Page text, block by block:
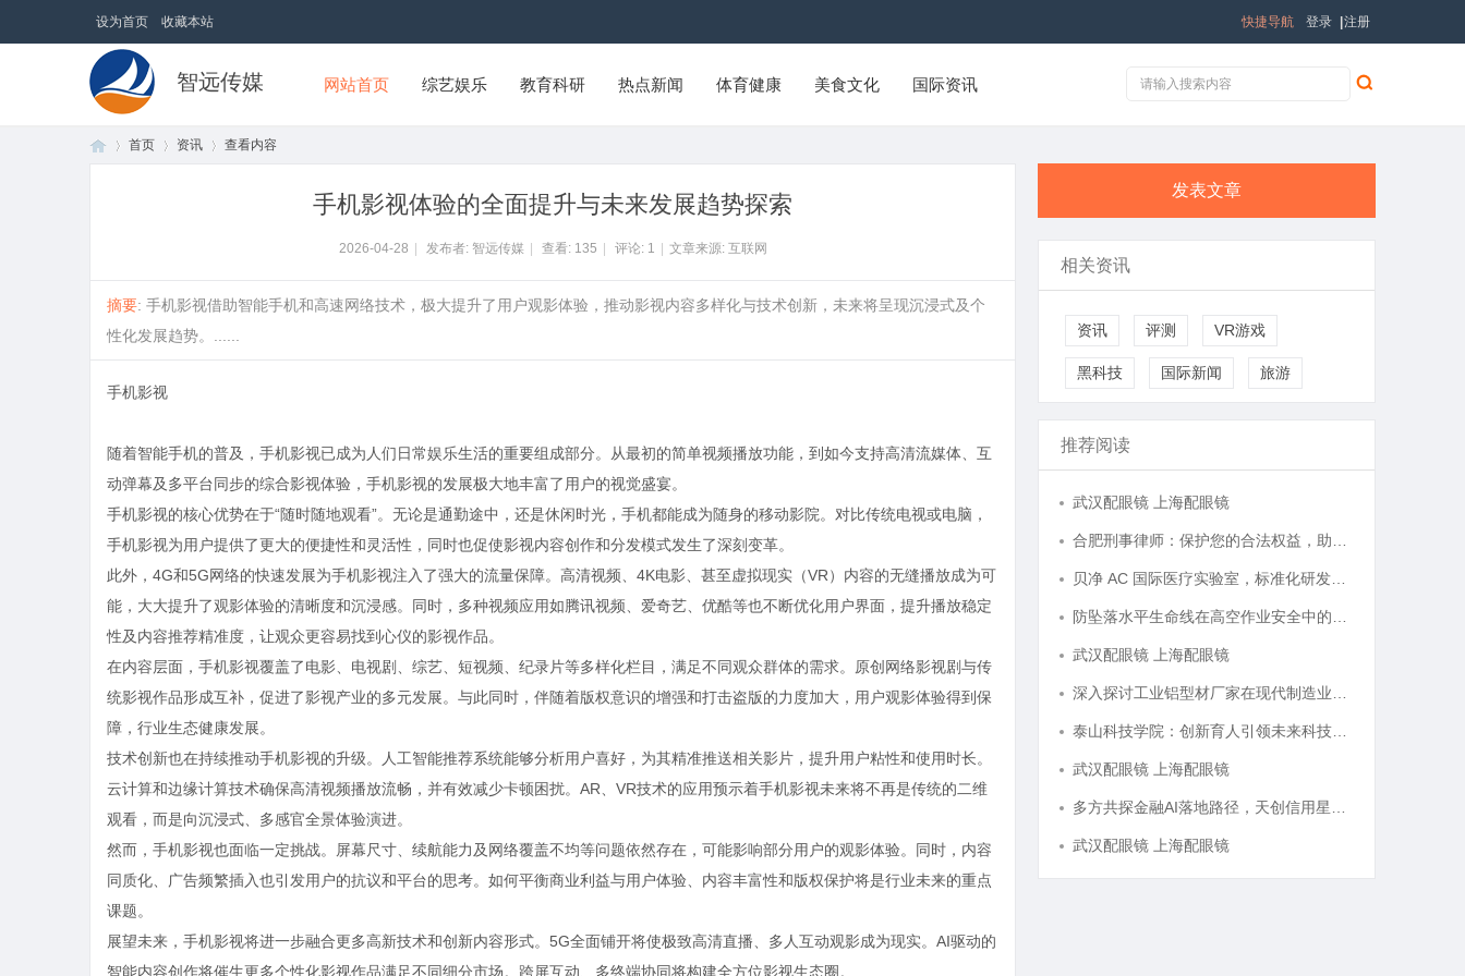
设为首页 收藏本站 登录 注册
快捷导航
智远传媒 网站首页 综艺娱乐 教育科研 热点新闻 体育健康 美食文化 国际资讯
首页 资讯 查看内容
手机影视体验的全面提升与未来发展趋势探索
2026-04-28 发布者: 智远传媒 查看: 135 评论: 1 文章来源: 互联网
摘要: 手机影视借助智能手机和高速网络技术，极大提升了用户观影体验，推动影视内容多样化与技术创新，未来将呈现沉浸式及个
性化发展趋势。......
手机影视
随着智能手机的普及，手机影视已成为人们日常娱乐生活的重要组成部分。从最初的简单视频播放功能，到如今支持高清流媒体、互
动弹幕及多平台同步的综合影视体验，手机影视的发展极大地丰富了用户的视觉盛宴。
手机影视的核心优势在于“随时随地观看”。无论是通勤途中，还是休闲时光，手机都能成为随身的移动影院。对比传统电视或电脑，
手机影视为用户提供了更大的便捷性和灵活性，同时也促使影视内容创作和分发模式发生了深刻变革。
此外，4G和5G网络的快速发展为手机影视注入了强大的流量保障。高清视频、4K电影、甚至虚拟现实（VR）内容的无缝播放成为可
能，大大提升了观影体验的清晰度和沉浸感。同时，多种视频应用如腾讯视频、爱奇艺、优酷等也不断优化用户界面，提升播放稳定
性及内容推荐精准度，让观众更容易找到心仪的影视作品。
在内容层面，手机影视覆盖了电影、电视剧、综艺、短视频、纪录片等多样化栏目，满足不同观众群体的需求。原创网络影视剧与传
统影视作品形成互补，促进了影视产业的多元发展。与此同时，伴随着版权意识的增强和打击盗版的力度加大，用户观影体验得到保
障，行业生态健康发展。
技术创新也在持续推动手机影视的升级。人工智能推荐系统能够分析用户喜好，为其精准推送相关影片，提升用户粘性和使用时长。
云计算和边缘计算技术确保高清视频播放流畅，并有效减少卡顿困扰。AR、VR技术的应用预示着手机影视未来将不再是传统的二维
观看，而是向沉浸式、多感官全景体验演进。
然而，手机影视也面临一定挑战。屏幕尺寸、续航能力及网络覆盖不均等问题依然存在，可能影响部分用户的观影体验。同时，内容
同质化、广告频繁插入也引发用户的抗议和平台的思考。如何平衡商业利益与用户体验、内容丰富性和版权保护将是行业未来的重点
课题。
展望未来，手机影视将进一步融合更多高新技术和创新内容形式。5G全面铺开将使极致高清直播、多人互动观影成为现实。AI驱动的
智能内容创作将催生更多个性化影视作品满足不同细分市场。跨屏互动、多终端协同将构建全方位影视生态圈。
发表文章
相关资讯
资讯 评测 VR游戏
黑科技 国际新闻 旅游
推荐阅读
武汉配眼镜 上海配眼镜
武汉配眼镜 上海配眼镜
武汉配眼镜 上海配眼镜
武汉配眼镜 上海配眼镜